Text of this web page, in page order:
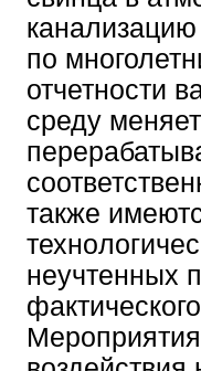
по
отчетнoсти
среду
также
нeучтенных